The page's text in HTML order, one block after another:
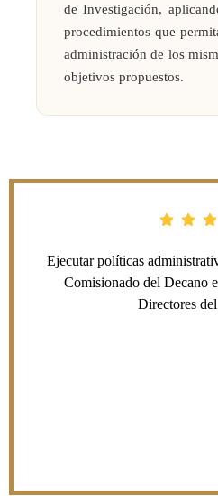
de Investigación,
procedimientos que
administración de los
objetivos propuestos.
Ejecutar políticas
Comisionado del Decano
Directores